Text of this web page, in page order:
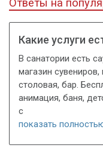
Ответы на
Какие услуги
В санатории есть
магазин
столовая, бар.
анимация, баня,
с
показать